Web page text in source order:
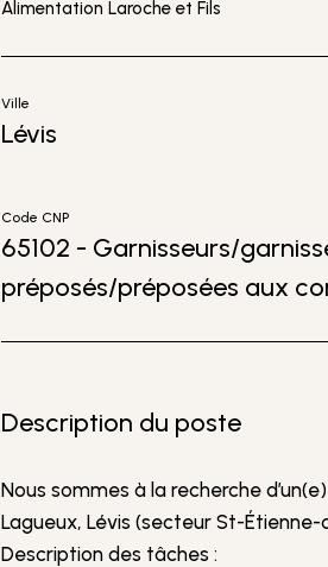
Alimentation Laroche et Fils
Ville
Lévis
Code CNP
65102 - Garnisseurs/
préposés/préposées aux
Description du poste
Nous sommes à la recherche
Lagueux, Lévis (secteur St-Étienne-
Description des tâches :